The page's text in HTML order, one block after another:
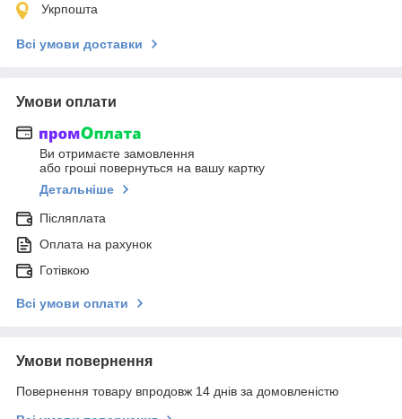
Укрпошта
Всі умови доставки
Умови оплати
Ви отримаєте замовлення
або гроші повернуться на вашу картку
Детальніше
Післяплата
Оплата на рахунок
Готівкою
Всі умови оплати
Умови повернення
Повернення товару впродовж 14 днів за домовленістю